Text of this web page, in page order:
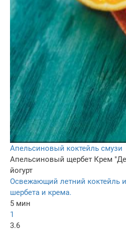
Апельсиновый коктейль смузи
Апельсиновый щербет Крем
йогурт
Освежающий летний коктейль
шербета и крема.
5 мин
1
3.6